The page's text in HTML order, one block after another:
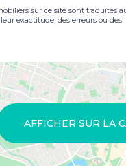
sur ce site sont traduites
exactitude, des erreurs ou
AFFICHER SUR LA